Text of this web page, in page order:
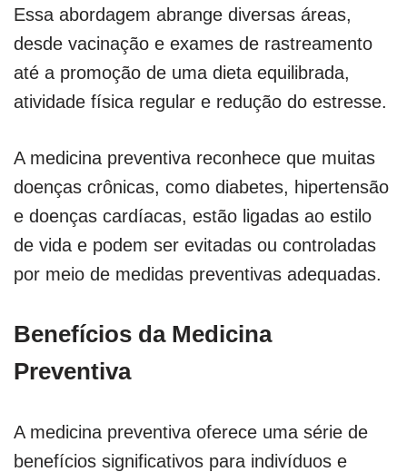
Essa abordagem abrange diversas áreas,
desde vacinação e exames de rastreamento
até a promoção de uma dieta equilibrada,
atividade física regular e redução do estresse.
A medicina preventiva reconhece que muitas
doenças crônicas, como diabetes, hipertensão
e doenças cardíacas, estão ligadas ao estilo
de vida e podem ser evitadas ou controladas
por meio de medidas preventivas adequadas.
Benefícios da Medicina
Preventiva
A medicina preventiva oferece uma série de
benefícios significativos para indivíduos e